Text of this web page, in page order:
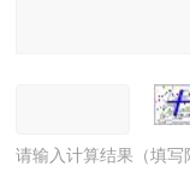
请输入计算结果（填